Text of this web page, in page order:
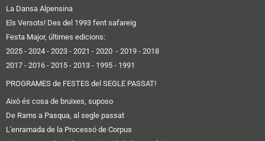
La Dansa Alpensina
Els Versots! Des del 1993 fent safareig
Festa Major, últimes edicions:
2025 - 2024 - 2023 - 2021 - 2020 - 2019 - 2018
2017 - 2016 - 2015 - 2013 - 1995 - 1991
PROGRAMES de FESTES del SEGLE PASSAT!
Això és cosa de bruixes, suposo
De Rams a Pasqua, al segle passat
L'enramada de la Processó de Corpus